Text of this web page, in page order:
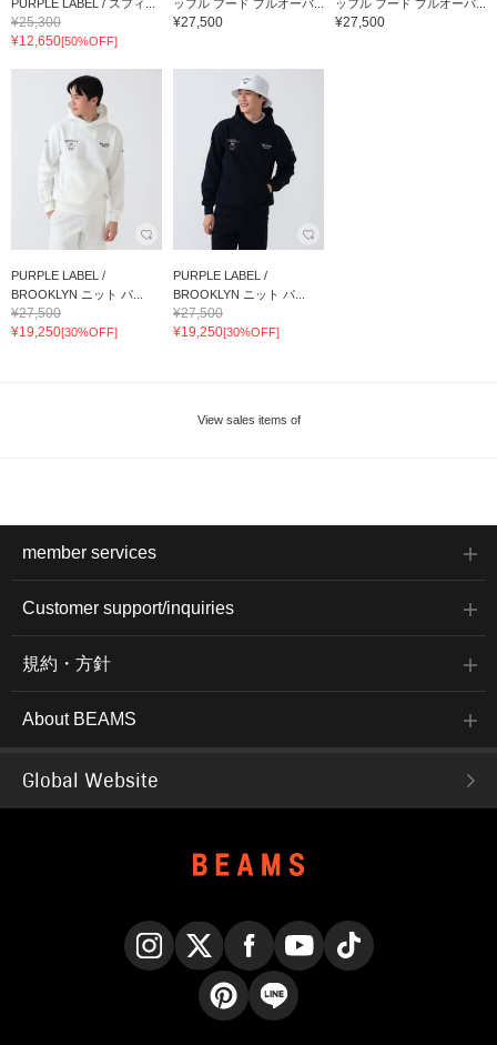
PURPLE LABEL / スフィ...
¥25,300
¥12,650[50%OFF]
ッフル フード プルオーバ...
¥27,500
ッフル フード プルオーバ...
¥27,500
PURPLE LABEL /
BROOKLYN ニット パ...
¥27,500
¥19,250[30%OFF]
PURPLE LABEL /
BROOKLYN ニット パ...
¥27,500
¥19,250[30%OFF]
View sales items of
member services
Customer support/inquiries
規約・方針
About BEAMS
Global Website